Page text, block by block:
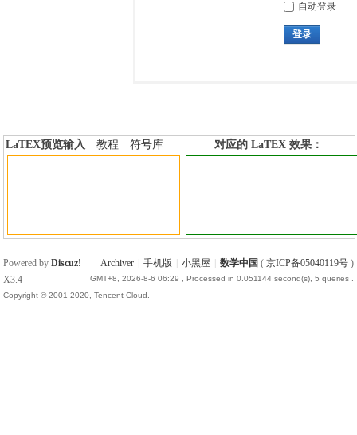
自动登录
登录
LaTEX预览输入 教程
符号库
对应的 LaTEX 效果：
Archiver 手机版 小黑屋 数学中国 ( 京ICP备05040119号)
GMT+8, 2026-8-6 06:29 , Processed in 0.051144 second(s), 5 queries .
Powered byDiscuz!
X3.4
Copyright © 2001-2020, Tencent Cloud.